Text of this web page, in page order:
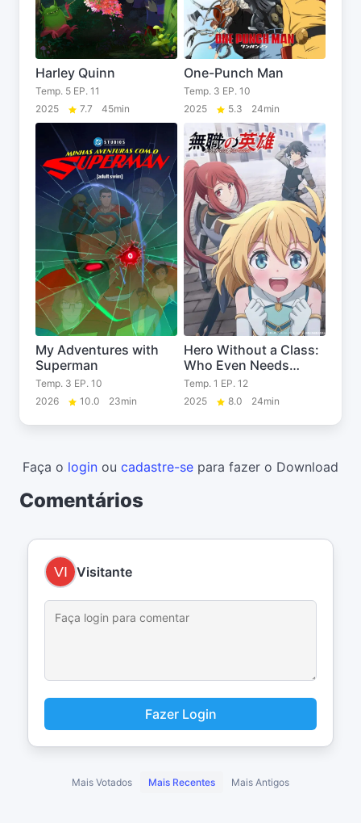
Harley Quinn
Temp. 5 EP. 11
2025
7.7 45min
One-Punch Man
Temp. 3 EP. 10
2025
5.3 24min
My Adventures with
Superman
Temp. 3 EP. 10
2026
10.0 23min
Hero Without a Class:
Who Even Needs
Skills?!
Temp. 1 EP. 12
2025
8.0 24min
Faça o login ou cadastre-se para fazer o Download
Comentários
Visitante
Fazer Login
Mais Votados Mais Recentes Mais Antigos